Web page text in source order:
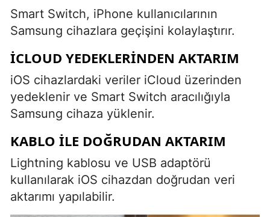
Smart Switch, iPhone kullanıcılarının
Samsung cihazlara geçişini kolaylaştırır.
ICLOUD YEDEKLERINDEN AKTARIM
iOS cihazlardaki veriler iCloud üzerinden
yedeklenir ve Smart Switch aracılığıyla
Samsung cihaza yüklenir.
KABLO ILE DOĞRUDAN AKTARIM
Lightning kablosu ve USB adaptörü
kullanılarak iOS cihazdan doğrudan veri
aktarımı yapılabilir.